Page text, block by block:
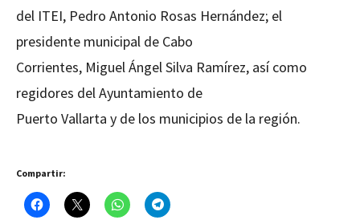
del ITEI, Pedro Antonio Rosas Hernández; el
presidente municipal de Cabo
Corrientes, Miguel Ángel Silva Ramírez, así como
regidores del Ayuntamiento de
Puerto Vallarta y de los municipios de la región.
Compartir: